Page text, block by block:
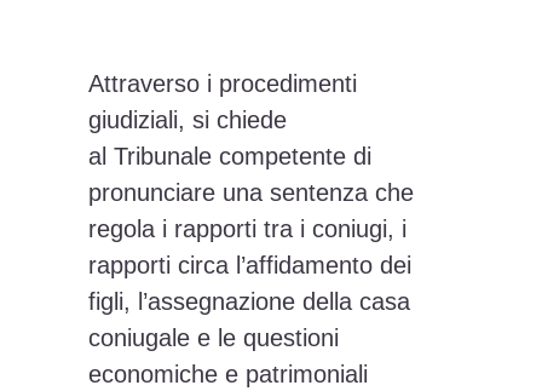
Attraverso i procedimenti
giudiziali, si chiede
al Tribunale competente di
pronunciare una sentenza che
regola i rapporti tra i coniugi, i
rapporti circa l’affidamento dei
figli, l’assegnazione della casa
coniugale e le questioni
economiche e patrimoniali